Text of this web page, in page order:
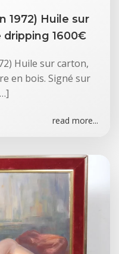
1972) Huile sur
1600€
Huile sur carton,
en bois. Signé sur
read more...